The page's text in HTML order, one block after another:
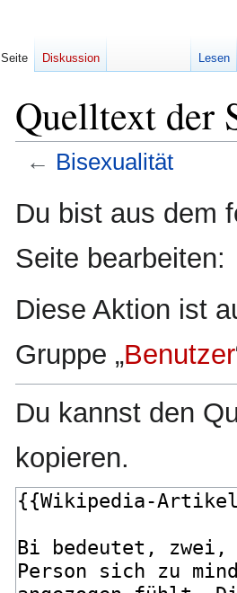
Quelltext der
← Bisexualität
Navigation
Suche
Du bist aus dem
Seite bearbeiten:
Diese Aktion ist
Gruppe „Benutzer
Du kannst den
kopieren.
Seite Diskussion Lesen